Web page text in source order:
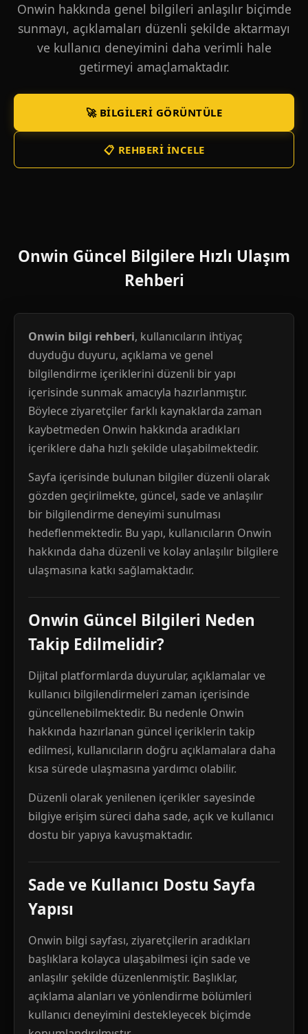
Onwin hakkında genel bilgileri anlaşılır biçimde
sunmayı, açıklamaları düzenli şekilde aktarmayı
ve kullanıcı deneyimini daha verimli hale
getirmeyi amaçlamaktadır.
🚀 BILGILERI GÖRÜNTÜLE
📋 REHBERI İNCELE
Onwin Güncel Bilgilere Hızlı Ulaşım
Rehberi
Onwin bilgi rehberi, kullanıcıların ihtiyaç
duyduğu duyuru, açıklama ve genel
bilgilendirme içeriklerini düzenli bir yapı
içerisinde sunmak amacıyla hazırlanmıştır.
Böylece ziyaretçiler farklı kaynaklarda zaman
kaybetmeden Onwin hakkında aradıkları
içeriklere daha hızlı şekilde ulaşabilmektedir.
Sayfa içerisinde bulunan bilgiler düzenli olarak
gözden geçirilmekte, güncel, sade ve anlaşılır
bir bilgilendirme deneyimi sunulması
hedeflenmektedir. Bu yapı, kullanıcıların Onwin
hakkında daha düzenli ve kolay anlaşılır bilgilere
ulaşmasına katkı sağlamaktadır.
Onwin Güncel Bilgileri Neden
Takip Edilmelidir?
Dijital platformlarda duyurular, açıklamalar ve
kullanıcı bilgilendirmeleri zaman içerisinde
güncellenebilmektedir. Bu nedenle Onwin
hakkında hazırlanan güncel içeriklerin takip
edilmesi, kullanıcıların doğru açıklamalara daha
kısa sürede ulaşmasına yardımcı olabilir.
Düzenli olarak yenilenen içerikler sayesinde
bilgiye erişim süreci daha sade, açık ve kullanıcı
dostu bir yapıya kavuşmaktadır.
Sade ve Kullanıcı Dostu Sayfa
Yapısı
Onwin bilgi sayfası, ziyaretçilerin aradıkları
başlıklara kolayca ulaşabilmesi için sade ve
anlaşılır şekilde düzenlenmiştir. Başlıklar,
açıklama alanları ve yönlendirme bölümleri
kullanıcı deneyimini destekleyecek biçimde